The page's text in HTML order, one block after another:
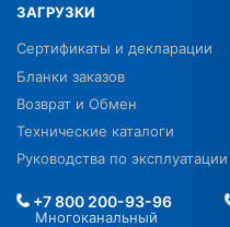
ЗАГРУЗКИ
Сертификаты и декларации
Бланки заказов
Возврат и Обмен
Технические каталоги
Руководства по эксплуатации
+7 800 200-93-96
Многоканальный